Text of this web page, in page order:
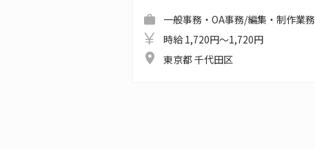
一般事務・OA事務/編集・制作業務
時給 1,720円～1,720円
東京都 千代田区